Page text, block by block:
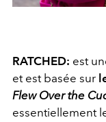
RATCHED: est
et est basée sur
Flew Over the
essentiellement